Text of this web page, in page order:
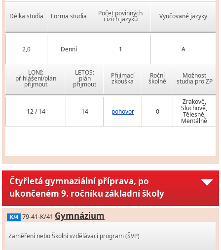
Délka studia Forma studia Počet povinných
cizích jazyků Vyučované jazyky
2,0 Denní 1 A
LONI:
přihlášení/plán
přijmout
LETOS:
plán
přijmout
Přijímací
zkouška
Roční
školné
Možnost
studia pro ZP
12 / 14 14 pohovor 0
Zrakově,
Sluchově,
Tělesně,
Mentálně
Čtyřletá gymnaziální příprava, po
ukončeném 9. ročníku základní školy
K/4 79-41-K/41 Gymnázium
Zaměření nebo Školní vzdělávací program (ŠVP)